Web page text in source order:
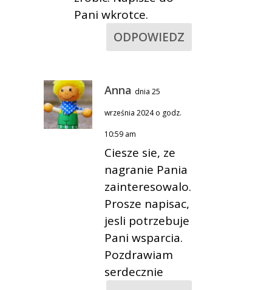
Pani wkrotce.
ODPOWIEDZ
Anna dnia 25
września 2024 o godz.
10:59 am
Ciesze sie, ze
nagranie Pania
zainteresowalo.
Prosze napisac,
jesli potrzebuje
Pani wsparcia.
Pozdrawiam
serdecznie